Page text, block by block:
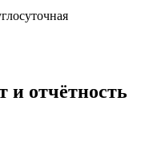
и отчётность